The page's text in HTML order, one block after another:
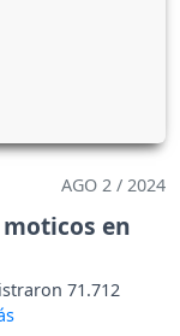
AGO 2 / 2024
en
71.712